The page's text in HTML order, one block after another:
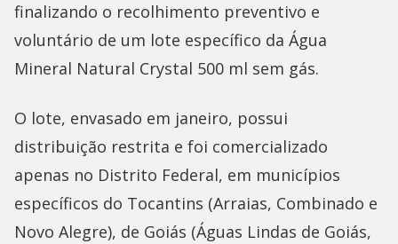
finalizando o recolhimento preventivo e
voluntário de um lote específico da Água
Mineral Natural Crystal 500 ml sem gás.
O lote, envasado em janeiro, possui
distribuição restrita e foi comercializado
apenas no Distrito Federal, em municípios
específicos do Tocantins (Arraias, Combinado e
Novo Alegre), de Goiás (Águas Lindas de Goiás,